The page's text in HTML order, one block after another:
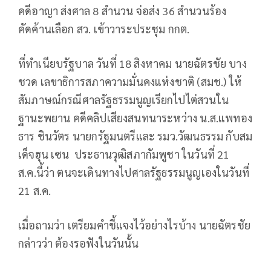
คดีอาญา ส่งศาล 8 สำนวน จ่อส่ง 36 สำนวนร้อง
คัดค้านเลือก สว. เข้าวาระประชุม กกต.
ที่ทำเนียบรัฐบาล วันที่ 18 สิงหาคม นายฉัตรชัย บาง
ชวด เลขาธิการสภาความมั่นคงแห่งชาติ (สมช.) ให้
สัมภาษณ์กรณีศาลรัฐธรรมนูญเรียกไปไต่สวนใน
ฐานะพยาน คดีคลิปเสียงสนทนาระหว่าง น.ส.แพทอง
ธาร ชินวัตร นายกรัฐมนตรีและ รมว.วัฒนธรรม กับสม
เด็จฮุน เซน ประธานวุฒิสภากัมพูชา ในวันที่ 21
ส.ค.นี้ว่า ตนจะเดินทางไปศาลรัฐธรรมนูญเองในวันที่
21 ส.ค.
เมื่อถามว่า เตรียมคำชี้แจงไว้อย่างไรบ้าง นายฉัตรชัย
กล่าวว่า ต้องรอฟังในวันนั้น